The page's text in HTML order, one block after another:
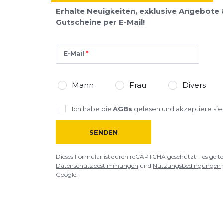
Erhalte Neuigkeiten, exklusive Angebote
Gutscheine per E-Mail!
E-Mail
Mann Frau Divers
Ich habe die AGBs gelesen und akzeptiere sie.
SENDEN
Dieses Formular ist durch reCAPTCHA geschützt – es
Datenschutzbestimmungen und Nutzungsbedingungen
Google.